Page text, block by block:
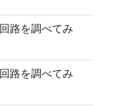
路を調べてみ
路を調べてみ